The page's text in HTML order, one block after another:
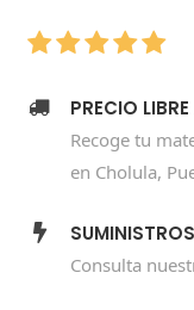
PRECIO
Recoge tu
en Cholula,
Consulta